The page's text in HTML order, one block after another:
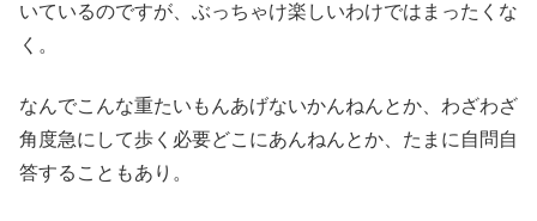
いているのですが、ぶっちゃけ楽しいわけではまったくな
く。
なんでこんな重たいもんあげないかんねんとか、わざわざ
角度急にして歩く必要どこにあんねんとか、たまに自問自
答することもあり。